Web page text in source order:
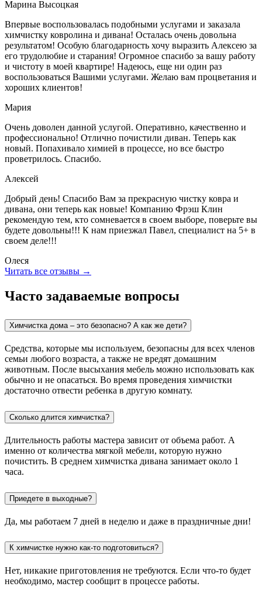
Марина Высоцкая
Впервые воспользовалась подобными услугами и заказала
химчистку ковролина и дивана! Осталась очень довольна
результатом! Особую благодарность хочу выразить Алексею за
его трудолюбие и старания! Огромное спасибо за вашу работу
и чистоту в моей квартире! Надеюсь, еще ни один раз
воспользоваться Вашими услугами. Желаю вам процветания и
хороших клиентов!
Мария
Очень доволен данной услугой. Оперативно, качественно и
профессионально! Отлично почистили диван. Теперь как
новый. Попахивало химией в процессе, но все быстро
проветрилось. Спасибо.
Алексей
Добрый день! Спасибо Вам за прекрасную чистку ковра и
дивана, они теперь как новые! Компанию Фрэш Клин
рекомендую тем, кто сомневается в своем выборе, поверьте вы
будете довольны!!! К нам приезжал Павел, специалист на 5+ в
своем деле!!!
Олеся
Читать все отзывы →
Часто задаваемые вопросы
Химчистка дома – это безопасно? А как же дети?
Средства, которые мы используем, безопасны для всех членов
семьи любого возраста, а также не вредят домашним
животным. После высыхания мебель можно использовать как
обычно и не опасаться. Во время проведения химчистки
достаточно отвести ребенка в другую комнату.
Сколько длится химчистка?
Длительность работы мастера зависит от объема работ. А
именно от количества мягкой мебели, которую нужно
почистить. В среднем химчистка дивана занимает около 1
часа.
Приедете в выходные?
Да, мы работаем 7 дней в неделю и даже в праздничные дни!
К химчистке нужно как-то подготовиться?
Нет, никакие приготовления не требуются. Если что-то будет
необходимо, мастер сообщит в процессе работы.